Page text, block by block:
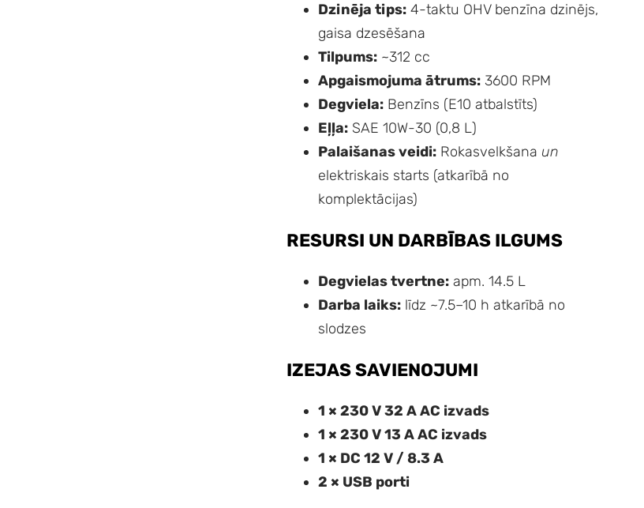
Dzinēja tips: 4-taktu OHV benzīna dzinējs,
gaisa dzesēšana
Tilpums: ~312 cc
Apgaismojuma ātrums: 3600 RPM
Degviela: Benzīns (E10 atbalstīts)
Eļļa: SAE 10W-30 (0,8 L)
Palaišanas veidi: Rokasvelkšana un
elektriskais starts (atkarībā no
komplektācijas)
RESURSI UN DARBĪBAS ILGUMS
Degvielas tvertne: apm. 14.5 L
Darba laiks: līdz ~7.5–10 h atkarībā no
slodzes
IZEJAS SAVIENOJUMI
1 × 230 V 32 A AC izvads
1 × 230 V 13 A AC izvads
1 × DC 12 V / 8.3 A
2 × USB porti